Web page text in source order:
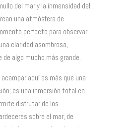
del mar y la inmensidad del
una atmósfera de
perfecto para observar
claridad asombrosa,
algo mucho más grande.
aquí es más que una
es una inmersión total en
disfrutar de los
sobre el mar, de